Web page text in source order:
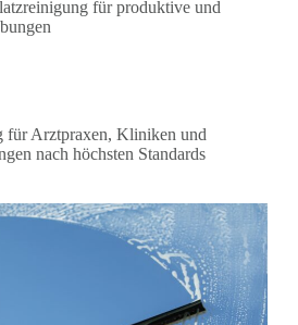
für produktive und
für Arztpraxen, Kliniken und
nach höchsten Standards